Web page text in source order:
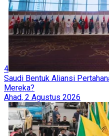
4
Saudi Bentuk Aliansi
Mereka?
Ahad, 2 Agustus 2026